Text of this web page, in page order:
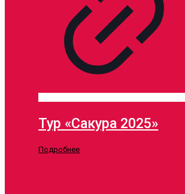
Тур «Сакура 2025»
Подробнее